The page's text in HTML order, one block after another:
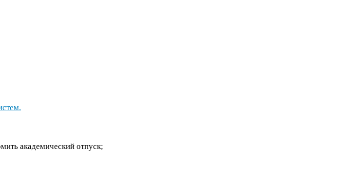
академический отпуск;